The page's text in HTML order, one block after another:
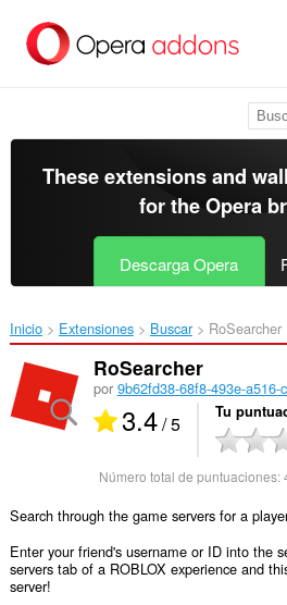
contenido
These extensions and
for theOpera
Descarga Opera
Inicio Extensiones Buscar RoSearcher‎
RoSearcher
por 9b62fd38-68f8-493e-a516-
3.4/ 5 Tu
Número total de puntuaciones:
Search through the game servers for a
Enter your friend's username or ID into the
servers tab of a ROBLOX experience and
server!